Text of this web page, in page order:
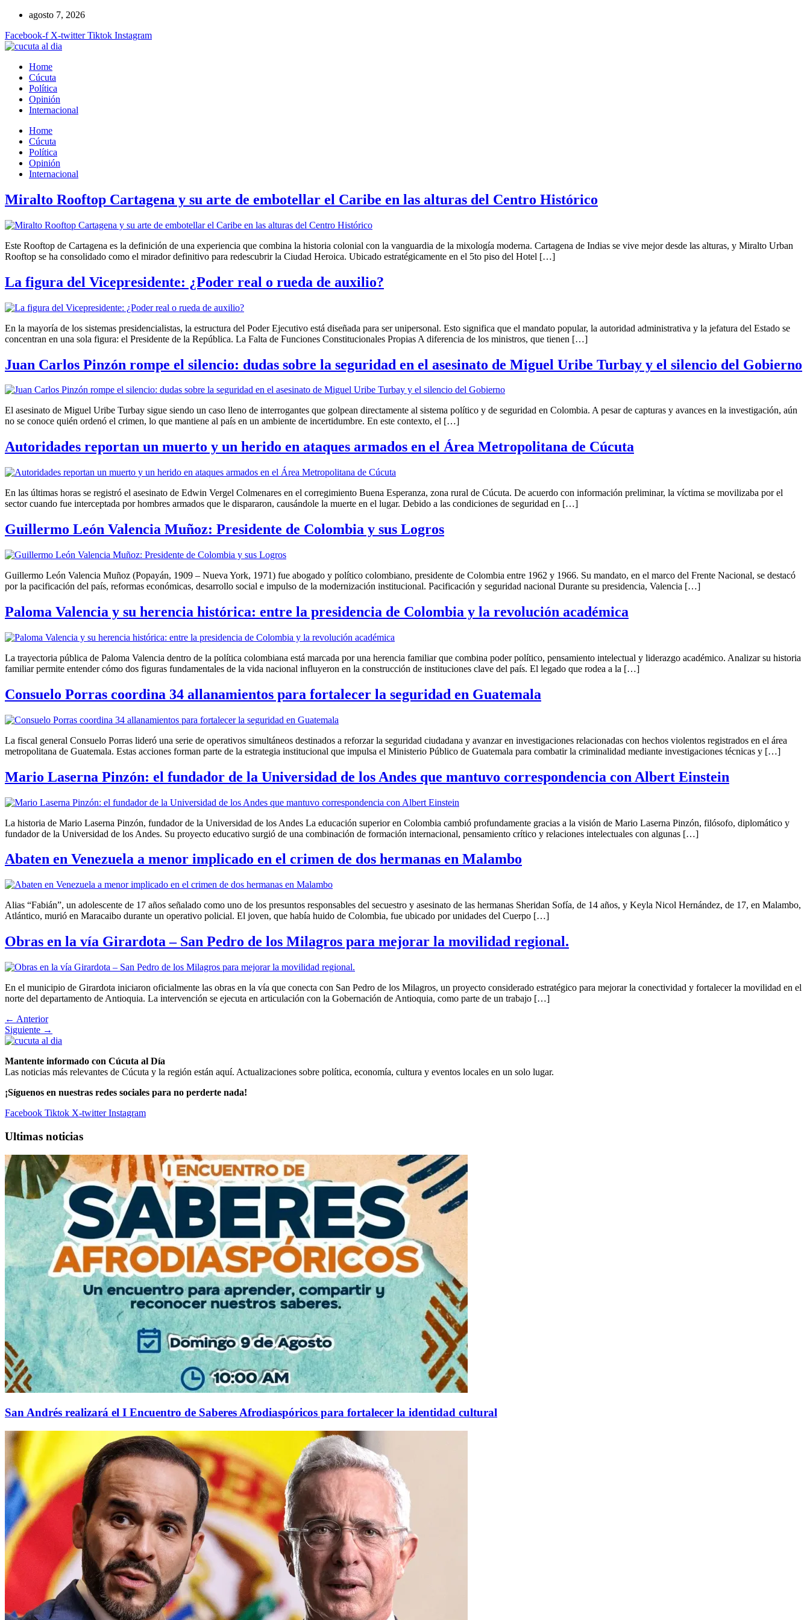
contenido
agosto 7, 2026
Facebook-f X-twitter Tiktok Instagram
Home
Cúcuta
Política
Opinión
Internacional
Home
Cúcuta
Política
Opinión
Internacional
Miralto Rooftop Cartagena y su arte de embotellar el Caribe en las alturas del Centro Histórico
Este Rooftop de Cartagena es la definición de una experiencia que combina la historia colonial con la vanguardia de la mixología moderna. Cartagena de Indias se vive mejor desde las alturas, y Miralto Urban
Rooftop se ha consolidado como el mirador definitivo para redescubrir la Ciudad Heroica. Ubicado estratégicamente en el 5to piso del Hotel […]
La figura del Vicepresidente: ¿Poder real o rueda de auxilio?
En la mayoría de los sistemas presidencialistas, la estructura del Poder Ejecutivo está diseñada para ser unipersonal. Esto significa que el mandato popular, la autoridad administrativa y la jefatura del Estado se
concentran en una sola figura: el Presidente de la República. La Falta de Funciones Constitucionales Propias A diferencia de los ministros, que tienen […]
Juan Carlos Pinzón rompe el silencio: dudas sobre la seguridad en el asesinato de Miguel Uribe Turbay y el silencio del Gobierno
El asesinato de Miguel Uribe Turbay sigue siendo un caso lleno de interrogantes que golpean directamente al sistema político y de seguridad en Colombia. A pesar de capturas y avances en la investigación, aún
no se conoce quién ordenó el crimen, lo que mantiene al país en un ambiente de incertidumbre. En este contexto, el […]
Autoridades reportan un muerto y un herido en ataques armados en el Área Metropolitana de Cúcuta
En las últimas horas se registró el asesinato de Edwin Vergel Colmenares en el corregimiento Buena Esperanza, zona rural de Cúcuta. De acuerdo con información preliminar, la víctima se movilizaba por el
sector cuando fue interceptada por hombres armados que le dispararon, causándole la muerte en el lugar. Debido a las condiciones de seguridad en […]
Guillermo León Valencia Muñoz: Presidente de Colombia y sus Logros
Guillermo León Valencia Muñoz (Popayán, 1909 – Nueva York, 1971) fue abogado y político colombiano, presidente de Colombia entre 1962 y 1966. Su mandato, en el marco del Frente Nacional, se destacó
por la pacificación del país, reformas económicas, desarrollo social e impulso de la modernización institucional. Pacificación y seguridad nacional Durante su presidencia, Valencia […]
Paloma Valencia y su herencia histórica: entre la presidencia de Colombia y la revolución académica
La trayectoria pública de Paloma Valencia dentro de la política colombiana está marcada por una herencia familiar que combina poder político, pensamiento intelectual y liderazgo académico. Analizar su historia
familiar permite entender cómo dos figuras fundamentales de la vida nacional influyeron en la construcción de instituciones clave del país. El legado que rodea a la […]
Consuelo Porras coordina 34 allanamientos para fortalecer la seguridad en Guatemala
La fiscal general Consuelo Porras lideró una serie de operativos simultáneos destinados a reforzar la seguridad ciudadana y avanzar en investigaciones relacionadas con hechos violentos registrados en el área
metropolitana de Guatemala. Estas acciones forman parte de la estrategia institucional que impulsa el Ministerio Público de Guatemala para combatir la criminalidad mediante investigaciones técnicas y […]
Mario Laserna Pinzón: el fundador de la Universidad de los Andes que mantuvo correspondencia con Albert Einstein
La historia de Mario Laserna Pinzón, fundador de la Universidad de los Andes La educación superior en Colombia cambió profundamente gracias a la visión de Mario Laserna Pinzón, filósofo, diplomático y
fundador de la Universidad de los Andes. Su proyecto educativo surgió de una combinación de formación internacional, pensamiento crítico y relaciones intelectuales con algunas […]
Abaten en Venezuela a menor implicado en el crimen de dos hermanas en Malambo
Alias “Fabián”, un adolescente de 17 años señalado como uno de los presuntos responsables del secuestro y asesinato de las hermanas Sheridan Sofía, de 14 años, y Keyla Nicol Hernández, de 17, en Malambo,
Atlántico, murió en Maracaibo durante un operativo policial. El joven, que había huido de Colombia, fue ubicado por unidades del Cuerpo […]
Obras en la vía Girardota – San Pedro de los Milagros para mejorar la movilidad regional.
En el municipio de Girardota iniciaron oficialmente las obras en la vía que conecta con San Pedro de los Milagros, un proyecto considerado estratégico para mejorar la conectividad y fortalecer la movilidad en el
norte del departamento de Antioquia. La intervención se ejecuta en articulación con la Gobernación de Antioquia, como parte de un trabajo […]
← Anterior
Siguiente →
Mantente informado con Cúcuta al Día
Las noticias más relevantes de Cúcuta y la región están aquí. Actualizaciones sobre política, economía, cultura y eventos locales en un solo lugar.
¡Síguenos en nuestras redes sociales para no perderte nada!
Facebook Tiktok X-twitter Instagram
Ultimas noticias
San Andrés realizará el I Encuentro de Saberes Afrodiaspóricos para fortalecer la identidad cultural